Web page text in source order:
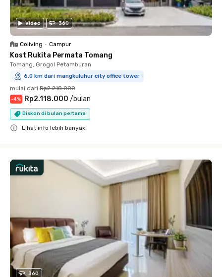
Video 360
Coliving • Campur
Kost Rukita Permata Tomang
Tomang, Grogol Petamburan
6.0 km dari mangkuluhur city office tower
mulai dari Rp2.218.000
-4% Rp2.118.000 /bulan
Diskon di bulan pertama
Lihat info lebih banyak
360